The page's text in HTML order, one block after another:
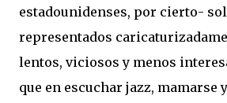
estadounidenses, por cierto-
representados
lentos, viciosos y menos
que en escuchar jazz, mamarse